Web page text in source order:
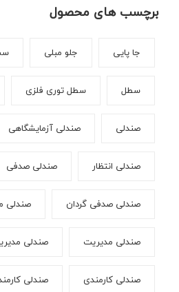
برچسب های محصول
جا پایی جلو مبلی
سطل سطل توری فلزی
صندلی صندلی آزمایشگاهی
صندلی انتظار صندلی صدفی
صندلی صدفی گردان صندلی
صندلی مدیریت صندلی
صندلی کارمندی صندلی